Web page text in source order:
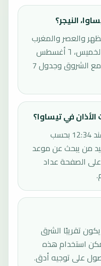
النيجر؟
والعصر والمغرب
والعشاء في تيساوا، النيجر بتاريخ الخميس، ٦ أغسطس
٢٠٢٦ الموافق 23 صفر 1448 هـ، مع الشروق وجدول 7
في تيساوا؟
الصلاة القادمة حاليًا هي الظهر عند 12:34 بحسب
من يبحث عن موعد
الصفحة عداد
تقريبًا الشرق
ويمكن استخدام هذه
على توجيه أدق.